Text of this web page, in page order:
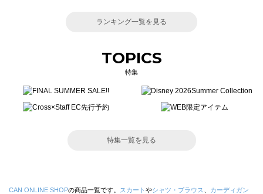
ランキング一覧を見る
TOPICS
特集
特集一覧を見る
CAN ONLINE SHOPの商品一覧です。 スカート やシャツ・ブラウス
カーディガン